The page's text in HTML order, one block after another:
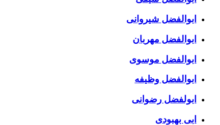
ابوالفضل شیروانی
ابوالفضل مهربان
ابوالفضل موسوی
ابوالفضل وظیفه
ابولفضل رضوانی
ابی بهبودی